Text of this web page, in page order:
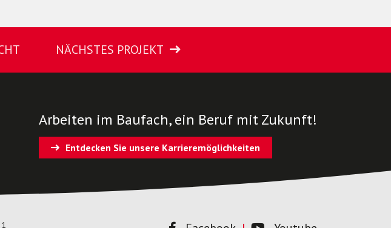
NÄCHSTES PROJEKT
Arbeiten im Baufach, ein Beruf mit Zukunft!
Entdecken Sie unsere Karrieremöglichkeiten